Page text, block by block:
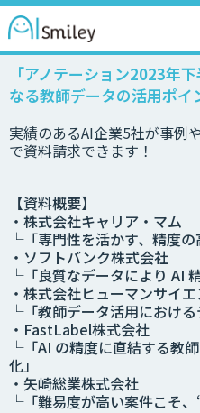
「アノテーション2023年
なる教師データの活用ポ
実績のあるAI企業5社が事例
で資料請求できます！
【資料概要】
・ 株式会社キャリア・マム
└「専門性を活かす、精度の
・ソフトバンク株式会社
└「良質なデータにより AI
・株式会社ヒューマンサイ
└「教師データ活用における
・FastLabel株式会社
└「AI の精度に直結する教
化」
・矢崎総業株式会社
└「難易度が高い案件こそ、